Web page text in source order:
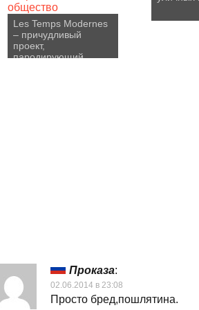
Les Temps Modernes
– причудливый
проект,
пародирующий
Проказа:
02.06.2014 в 23:08
Просто бред,пошлятина.